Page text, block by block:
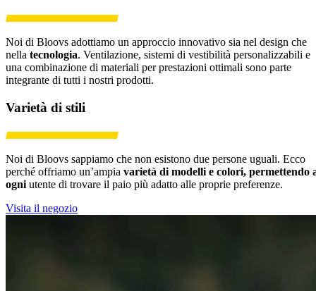
Noi di Bloovs adottiamo un approccio innovativo sia nel design che
nella tecnologia. Ventilazione, sistemi di vestibilità personalizzabili e
una combinazione di materiali per prestazioni ottimali sono parte
integrante di tutti i nostri prodotti.
Varietà di stili
Noi di Bloovs sappiamo che non esistono due persone uguali. Ecco
perché offriamo un’ampia varietà di modelli e colori, permettendo
ogni utente di trovare il paio più adatto alle proprie preferenze.
Visita il negozio